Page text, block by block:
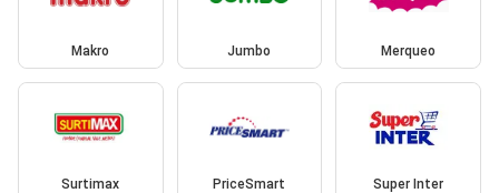
Makro Jumbo Merqueo
Surtimax PriceSmart Super Inter